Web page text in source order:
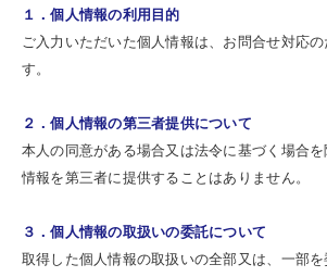
１．個人情報の利用目的
ご入力いただいた個人情報は、お問合せ対応の
す。
２．個人情報の第三者提供について
本人の同意がある場合又は法令に基づく場合
情報を第三者に提供することはありません。
３．個人情報の取扱いの委託について
取得した個人情報の取扱いの全部又は、一部を